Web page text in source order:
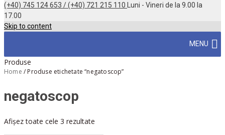
(+40) 745 124 653 / (+40) 721 215 110
Luni - Vineri de la 9.00 la
17.00
Skip to content
MENU
Produse
Home / Produse etichetate “negatoscop”
negatoscop
Afișez toate cele 3 rezultate